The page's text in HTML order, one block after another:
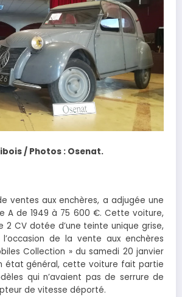
/ Photos : Osenat.
ventes aux enchères, a adjugée une
A de 1949 à 75 600 €. Cette voiture,
2 CV dotée d’une teinte unique grise,
de la vente aux enchères
Collection » du samedi 20 janvier
état général, cette voiture fait partie
qui n’avaient pas de serrure de
de vitesse déporté.